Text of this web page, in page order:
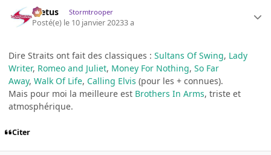
foetus Stormtrooper
Posté(e) le 10 janvier 20233 a
Dire Straits ont fait des classiques : Sultans Of Swing, Lady
Writer, Romeo and Juliet, Money For Nothing, So Far
Away, Walk Of Life, Calling Elvis (pour les + connues).
Mais pour moi la meilleure est Brothers In Arms, triste et
atmosphérique.
Citer